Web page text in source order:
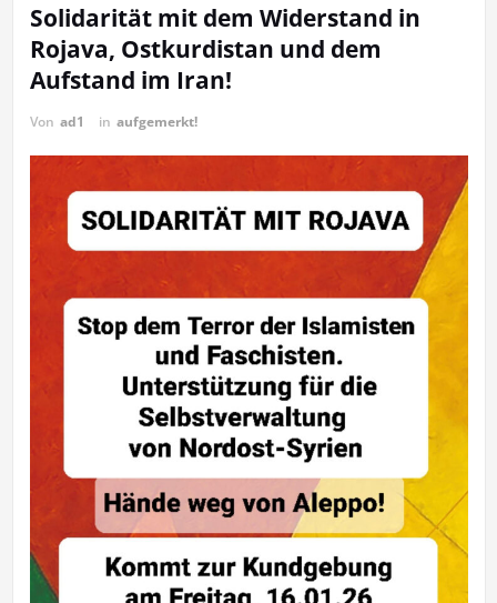
Solidarität mit dem Widerstand in
Rojava, Ostkurdistan und dem
Aufstand im Iran!
Von ad1 in aufgemerkt!